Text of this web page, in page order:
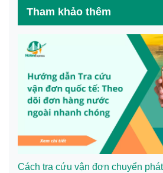
Tham khảo thêm
Cách tra cứu vận đơn chuyển